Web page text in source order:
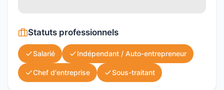
Statuts professionnels
Salarié Indépendant / Auto-entrepreneur
Chef d'entreprise Sous-traitant